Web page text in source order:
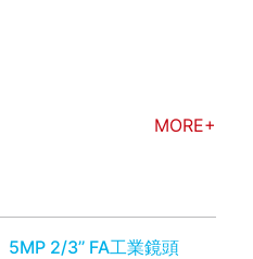
MORE+
5MP 2/3’’ FA工業鏡頭